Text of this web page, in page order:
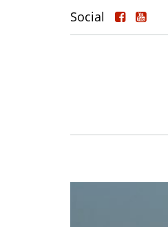
Social